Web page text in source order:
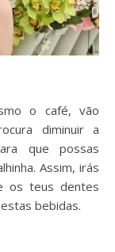
o café, vão
diminuir a
que possas
Assim, irás
os teus dentes
bebidas.